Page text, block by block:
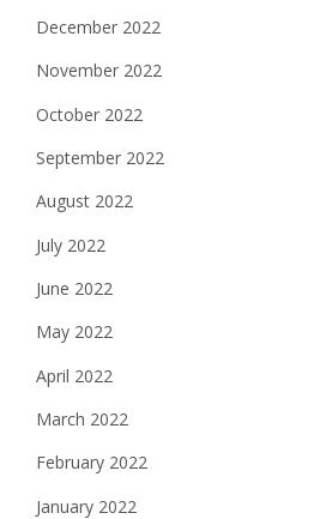
December 2022
November 2022
October 2022
September 2022
August 2022
July 2022
June 2022
May 2022
April 2022
March 2022
February 2022
January 2022